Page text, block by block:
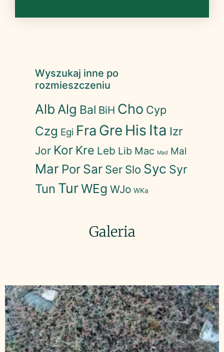
Wyszukaj inne po
rozmieszczeniu
Alb Alg Bal BiH Cho Cyp
Czg Egi Fra Gre His Ita Izr
Jor Kor Kre Leb Lib Mac Mad Mal
Mar Por Sar Ser Slo Syc Syr
Tun TurWEg WJo WKa
Galeria